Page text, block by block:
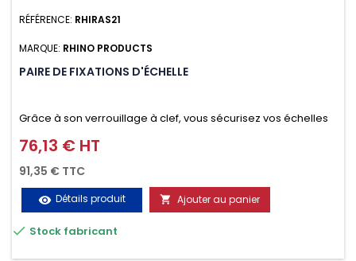
RÉFÉRENCE: RHIRAS21
MARQUE: RHINO PRODUCTS
PAIRE DE FIXATIONS D'ÉCHELLE
Grâce à son verrouillage à clef, vous sécurisez vos échelles
d'un seul geste aussi bien contre le vol que pendant le
transport. Référence vendue par paire.
Prix
76,13 € HT
91,35 € TTC
visibility Détails produit  Ajouter au panier
 Stock fabricant